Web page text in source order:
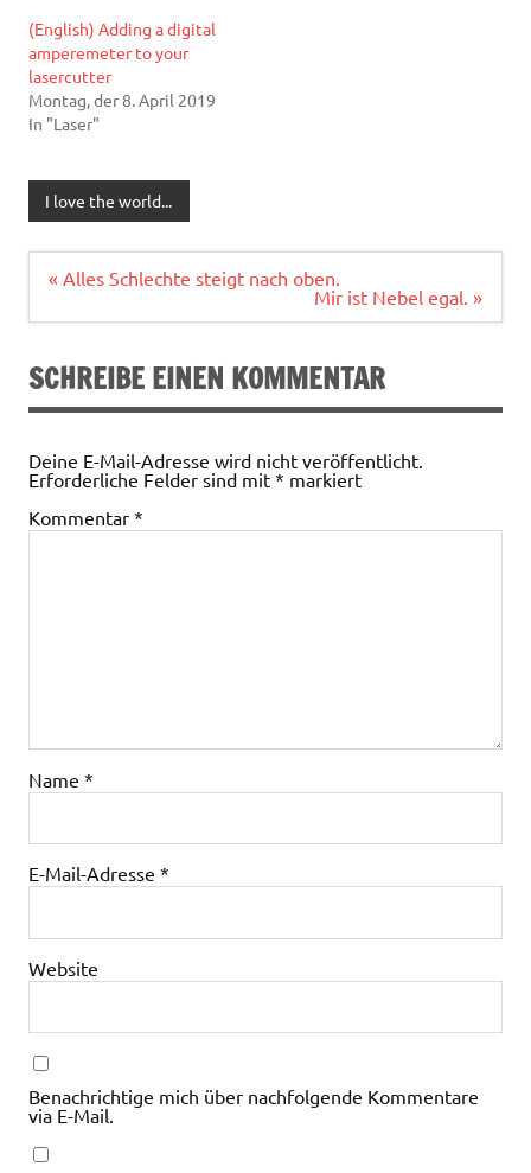
(English) Adding a digital
amperemeter to your
lasercutter
Montag, der 8. April 2019
In "Laser"
I love the world...
Beitragsnavigation
« Alles Schlechte steigt nach oben.
Mir ist Nebel egal. »
SCHREIBE EINEN KOMMENTAR
Deine E-Mail-Adresse wird nicht veröffentlicht.
Erforderliche Felder sind mit * markiert
Kommentar *
Name *
E-Mail-Adresse *
Website
Benachrichtige mich über nachfolgende Kommentare
via E-Mail.